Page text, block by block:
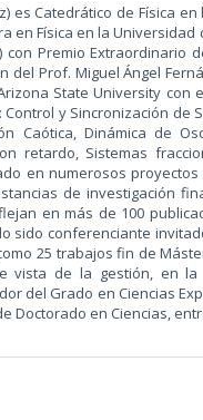
es Catedrático de Física
Física en la Universidad
con Premio
del Prof. Miguel Ángel
State University con
y Sincronización de
Caótica, Dinámica de
retardo, Sistemas
en numerosos
de investigación
en más de 100
sido conferenciante
25 trabajos fin de
de la gestión, en la
del Grado en Ciencias
Doctorado en Ciencias,